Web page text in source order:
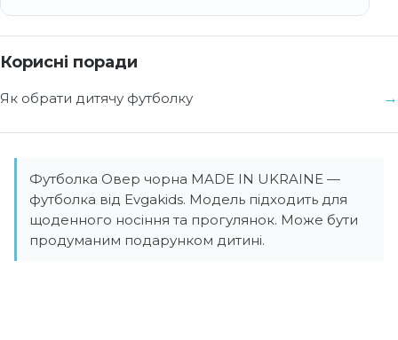
Корисні поради
Як обрати дитячу футболку
Футболка Овер чорна MADE IN UKRAINE —
футболка від Evgakids. Модель підходить для
щоденного носіння та прогулянок. Може бути
продуманим подарунком дитині.